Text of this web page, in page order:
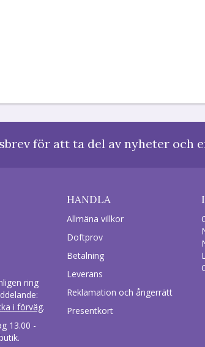
för att ta del av nyheter och
ring
i förväg.
13.00 -
HANDLA
Allmäna villkor
Doftprov
Betalning
Leverans
Reklamation och ångerrätt
Presentkort